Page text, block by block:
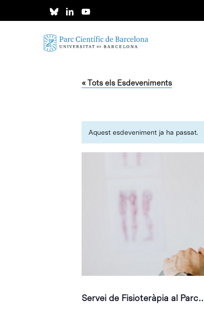
« Tots els Esdeveniments
Aquest esdeveniment ja ha passat.
Servei de Fisioteràpia al